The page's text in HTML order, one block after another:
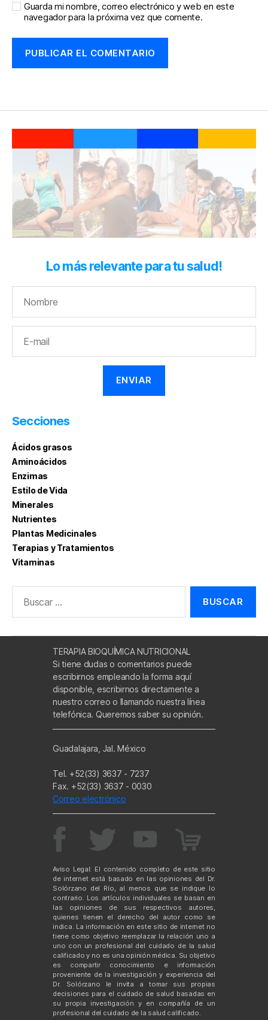
Guarda mi nombre, correo electrónico y web en este
navegador para la próxima vez que comente.
Lo más relevante para tu salud!
Secciones
Ácidos grasos
Aminoácidos
Enzimas
Estilo de Vida
Minerales
Nutrientes
Plantas Medicinales
Terapias y Tratamientos
Vitaminas
TERAPIA BIOQUÍMICA NUTRICIONAL
Si tiene dudas o comentarios puede
escribirnos empleando la forma aquí
disponible, escribirnos directamente a
nuestro correo o llamando nuestra línea
telefónica. Queremos saber su opinión.
Guadalajara, Jal. México
Tel. +52(33) 3637 - 7237
Fax. +52(33) 3637 - 0030
Correo electrónico
Aviso Legal: El contenido completo de este sitio
de internet está basado en las opiniones del Dr.
Solórzano del Río, al menos que se indique lo
contrario. Los artículos individuales se basan en
las opiniones de sus respectivos autores,
quienes tienen el derecho del autor como se
indica. La información en este sitio de internet no
tiene como objetivo reemplazar la relación uno a
uno con un profesional del cuidado de la salud
calificado y no es una opinión médica. Su objetivo
es compartir conocimiento e información
proveniente de la investigación y experiencia del
Dr. Solórzano le invita a tomar sus propias
decisiones para el cuidado de salud basadas en
su propia investigación y en compañía de un
profesional del cuidado de la salud calificado.